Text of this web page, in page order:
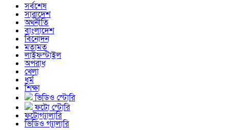
সর্বশেষ
সারাদেশ
অর্থনীতি
বাংলাদেশ
বিনোদন
মতামত
লাইফস্টাইল
অপরাধ
খেলা
ধর্ম
শিক্ষা
ভিডিও স্টোরি
ফটো স্টোরি
ফটোগ্যালারি
ভিডিও গ্যালারি